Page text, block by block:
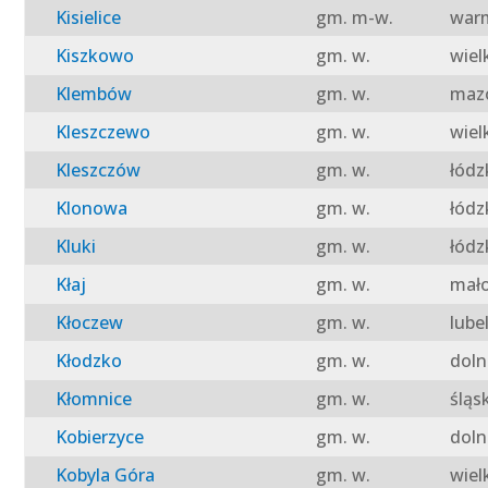
Kisielice
gm. m-w.
Kiszkowo
gm. w.
Klembów
gm. w.
Kleszczewo
gm. w.
Kleszczów
gm. w.
Klonowa
gm. w.
Kluki
gm. w.
Kłaj
gm. w.
Kłoczew
gm. w.
Kłodzko
gm. w.
Kłomnice
gm. w.
Kobierzyce
gm. w.
Kobyla Góra
gm. w.